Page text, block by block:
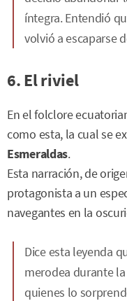
íntegra. Entendió
volvió a escaparse
6. El riviel
En el folclore
como esta, la cual se
Esmeraldas.
Esta narración, de
protagonista a un
navegantes en la
Dice esta leyenda
merodea durante
quienes lo